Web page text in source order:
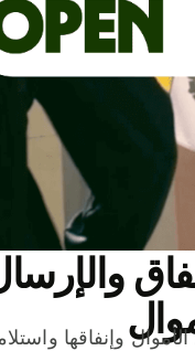
والإرسال